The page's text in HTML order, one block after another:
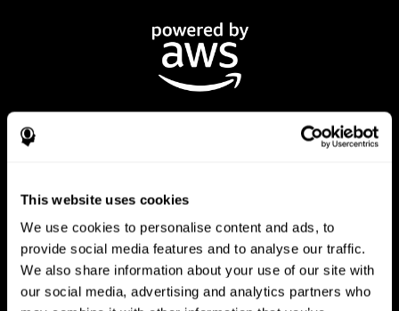
This website uses cookies
We use cookies to personalise content and ads, to
provide social media features and to analyse our traffic.
We also share information about your use of our site with
our social media, advertising and analytics partners who
تطبيق CogniFit